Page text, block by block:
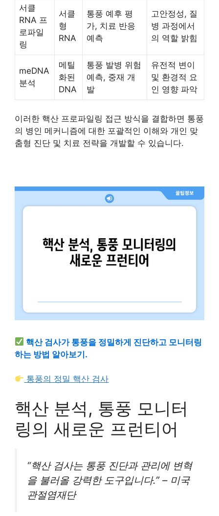
서클
RNA 프
로파일
링
서클
형
RNA
통풍 예후 평
가, 치료 반응
예측
고안정성, 질
병 과정에서
의 역할 밝힘
meDNA
분석
메틸
화된
DNA
통풍 발병 위험
예측, 중재 개
발
유전적 변이
및 환경적 요
인 영향 파악
이러한 핵산 프로파일링 접근 방식을 결합하면 통풍
의 병인 메커니즘에 대한 포괄적인 이해와 개인 맞
춤형 진단 및 치료 전략을 개발할 수 있습니다.
핵산 검사가 통풍을 정밀하게 진단하고 모니터링
하는 방법 알아보기.
통풍의 정밀 핵산 검사
핵산 분석, 통풍 모니터
링의 새로운 프런티어
“핵산 검사는 통풍 진단과 관리에 변혁
을 불러올 강력한 도구입니다.” – 미국
관절염재단